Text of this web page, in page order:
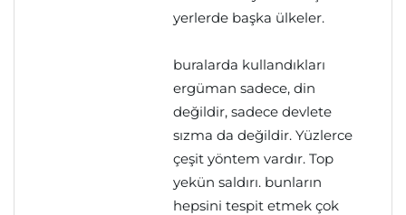
yerlerde başka ülkeler.
buralarda kullandıkları
ergüman sadece, din
değildir, sadece devlete
sızma da değildir. Yüzlerce
çeşit yöntem vardır. Top
yekün saldırı. bunların
hepsini tespit etmek çok